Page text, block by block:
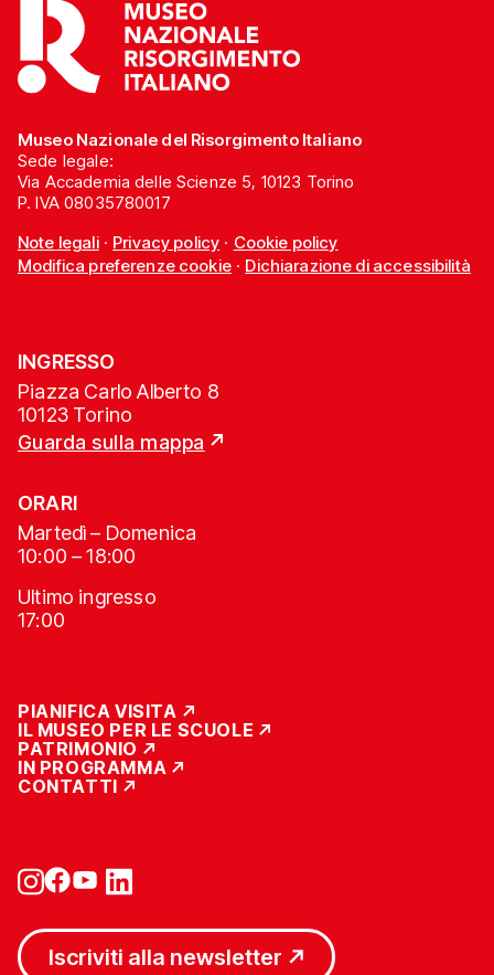
Museo Nazionale del Risorgimento Italiano
Sede legale:
Via Accademia delle Scienze 5, 10123 Torino
P. IVA 08035780017
Note legali· Privacy policy · Cookie policy
Modifica preferenze cookie· Dichiarazione di accessibilità
INGRESSO
Piazza Carlo Alberto 8
10123 Torino
Guarda sulla mappa
ORARI
Martedì – Domenica
10:00 – 18:00
Ultimo ingresso
17:00
PIANIFICA VISITA
IL MUSEO PER LE SCUOLE
PATRIMONIO
IN PROGRAMMA
CONTATTI
Iscriviti alla newsletter